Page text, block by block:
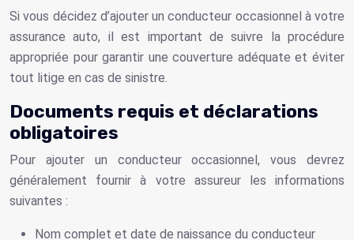
Si vous décidez d’ajouter un conducteur occasionnel à votre
assurance auto, il est important de suivre la procédure
appropriée pour garantir une couverture adéquate et éviter
tout litige en cas de sinistre.
Documents requis et déclarations
obligatoires
Pour ajouter un conducteur occasionnel, vous devrez
généralement fournir à votre assureur les informations
suivantes :
Nom complet et date de naissance du conducteur